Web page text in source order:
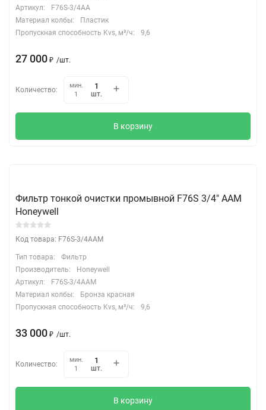
Артикул:
F76S-3/4AA
Материал колбы:
Пластик
Пропускная способность Kvs, м³/ч:
9,6
27 000 ₽ /шт.
Количество:
мин.
1
шт.
В корзину
Фильтр тонкой очистки промывной F76S 3/4" ААМ
Honeywell
Код товара: F76S-3/4AAM
Тип товара:
Фильтр
Производитель:
Honeywell
Артикул:
F76S-3/4AAM
Материал колбы:
Бронза красная
Пропускная способность Kvs, м³/ч:
9,6
33 000 ₽ /шт.
Количество:
мин.
1
шт.
В корзину